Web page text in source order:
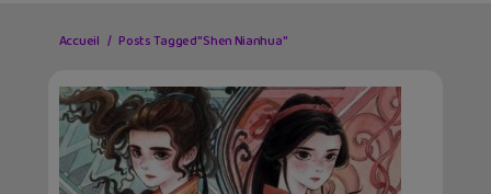
Accueil Posts Tagged "Shen Nianhua"